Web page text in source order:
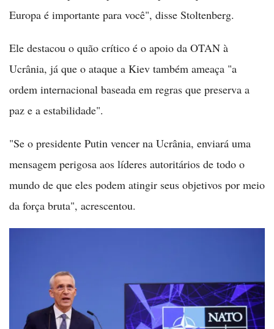
Europa é importante para você", disse Stoltenberg.
Ele destacou o quão crítico é o apoio da OTAN à
Ucrânia, já que o ataque a Kiev também ameaça "a
ordem internacional baseada em regras que preserva a
paz e a estabilidade".
"Se o presidente Putin vencer na Ucrânia, enviará uma
mensagem perigosa aos líderes autoritários de todo o
mundo de que eles podem atingir seus objetivos por meio
da força bruta", acrescentou.